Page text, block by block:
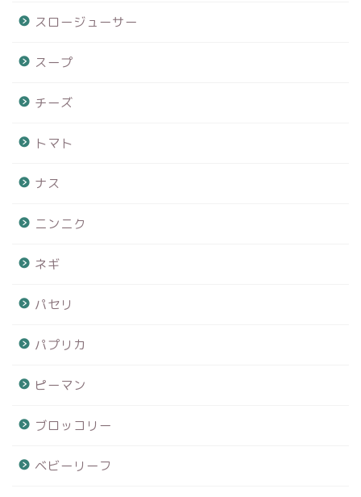
スロージューサー
スープ
チーズ
トマト
ナス
ニンニク
ネギ
パセリ
パプリカ
ピーマン
ブロッコリー
ベビーリーフ